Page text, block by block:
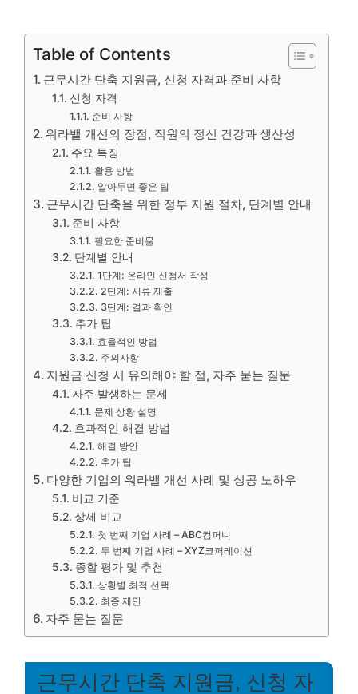
Table of Contents
근무시간 단축 지원금, 신청 자격과 준비 사항
신청 자격
준비 사항
워라밸 개선의 장점, 직원의 정신 건강과 생산성
주요 특징
활용 방법
알아두면 좋은 팁
근무시간 단축을 위한 정부 지원 절차, 단계별 안내
준비 사항
필요한 준비물
단계별 안내
1단계: 온라인 신청서 작성
2단계: 서류 제출
3단계: 결과 확인
추가 팁
효율적인 방법
주의사항
지원금 신청 시 유의해야 할 점, 자주 묻는 질문
자주 발생하는 문제
문제 상황 설명
효과적인 해결 방법
해결 방안
추가 팁
다양한 기업의 워라밸 개선 사례 및 성공 노하우
비교 기준
상세 비교
첫 번째 기업 사례 – ABC컴퍼니
두 번째 기업 사례 – XYZ코퍼레이션
종합 평가 및 추천
상황별 최적 선택
최종 제안
자주 묻는 질문
근무시간 단축 지원금, 신청 자